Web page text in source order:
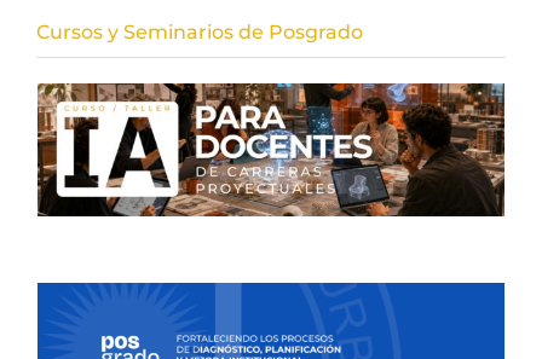
Cursos y Seminarios de Posgrado